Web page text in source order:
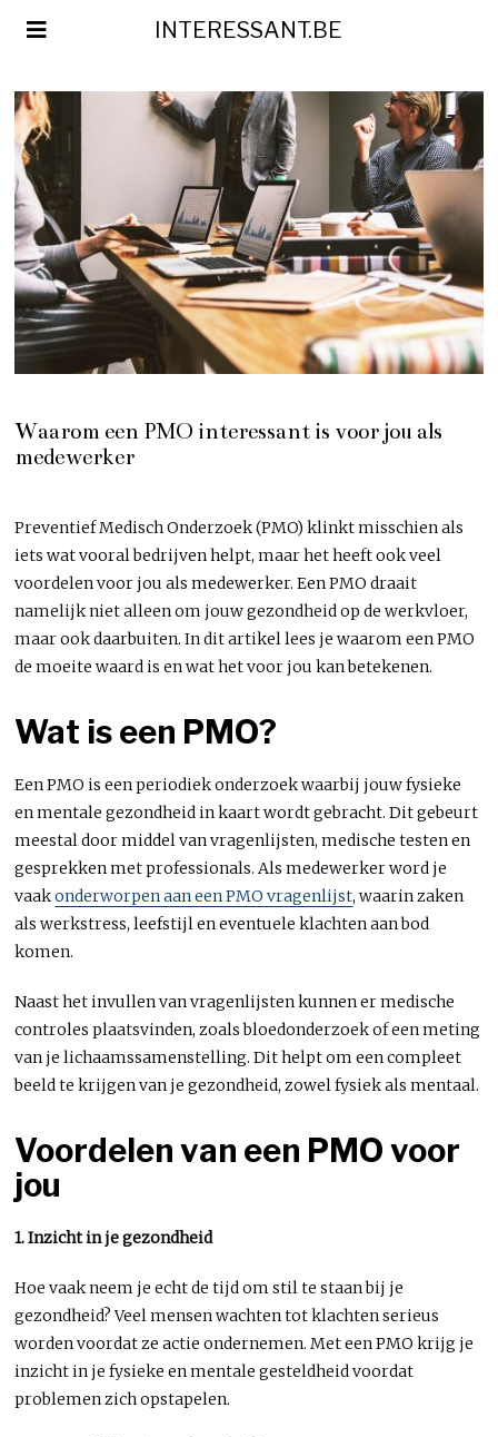
INTERESSANT.BE
Waarom een PMO interessant is voor jou als
medewerker
Preventief Medisch Onderzoek (PMO) klinkt misschien als
iets wat vooral bedrijven helpt, maar het heeft ook veel
voordelen voor jou als medewerker. Een PMO draait
namelijk niet alleen om jouw gezondheid op de werkvloer,
maar ook daarbuiten. In dit artikel lees je waarom een PMO
de moeite waard is en wat het voor jou kan betekenen.
Wat is een PMO?
Een PMO is een periodiek onderzoek waarbij jouw fysieke
en mentale gezondheid in kaart wordt gebracht. Dit gebeurt
meestal door middel van vragenlijsten, medische testen en
gesprekken met professionals. Als medewerker word je
vaakonderworpen aan een PMO vragenlijst, waarin zaken
als werkstress, leefstijl en eventuele klachten aan bod
komen.
Naast het invullen van vragenlijsten kunnen er medische
controles plaatsvinden, zoals bloedonderzoek of een meting
van je lichaamssamenstelling. Dit helpt om een compleet
beeld te krijgen van je gezondheid, zowel fysiek als mentaal.
Voordelen van een PMO voor
jou
1. Inzicht in je gezondheid
Hoe vaak neem je echt de tijd om stil te staan bij je
gezondheid? Veel mensen wachten tot klachten serieus
worden voordat ze actie ondernemen. Met een PMO krijg je
inzicht in je fysieke en mentale gesteldheid voordat
problemen zich opstapelen.